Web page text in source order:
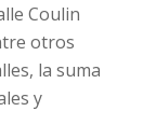
Coulin
otros
la suma
y